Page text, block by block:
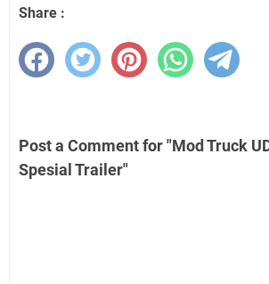
Share :
Post a Comment for "Mod Truck
Spesial Trailer"